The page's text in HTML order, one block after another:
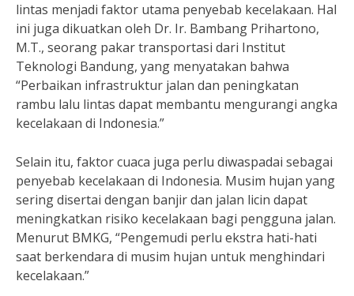
lintas menjadi faktor utama penyebab kecelakaan. Hal
ini juga dikuatkan oleh Dr. Ir. Bambang Prihartono,
M.T., seorang pakar transportasi dari Institut
Teknologi Bandung, yang menyatakan bahwa
“Perbaikan infrastruktur jalan dan peningkatan
rambu lalu lintas dapat membantu mengurangi angka
kecelakaan di Indonesia.”
Selain itu, faktor cuaca juga perlu diwaspadai sebagai
penyebab kecelakaan di Indonesia. Musim hujan yang
sering disertai dengan banjir dan jalan licin dapat
meningkatkan risiko kecelakaan bagi pengguna jalan.
Menurut BMKG, “Pengemudi perlu ekstra hati-hati
saat berkendara di musim hujan untuk menghindari
kecelakaan.”